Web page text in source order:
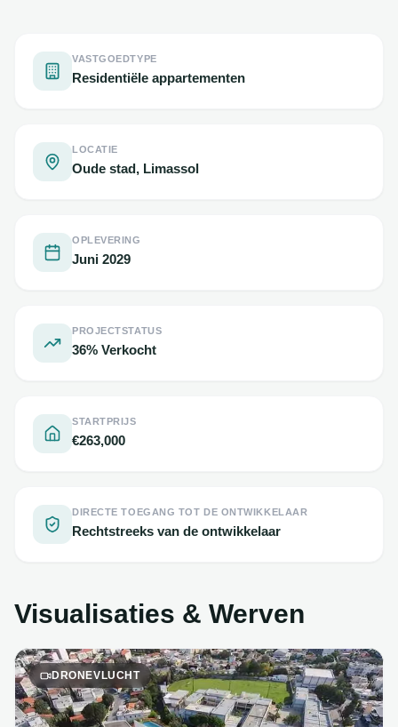
VASTGOEDTYPE
Residentiële appartementen
LOCATIE
Oude stad, Limassol
OPLEVERING
Juni 2029
PROJECTSTATUS
36% Verkocht
STARTPRIJS
€263,000
DIRECTE TOEGANG TOT DE ONTWIKKELAAR
Rechtstreeks van de ontwikkelaar
Visualisaties & Werven
DRONEVLUCHT